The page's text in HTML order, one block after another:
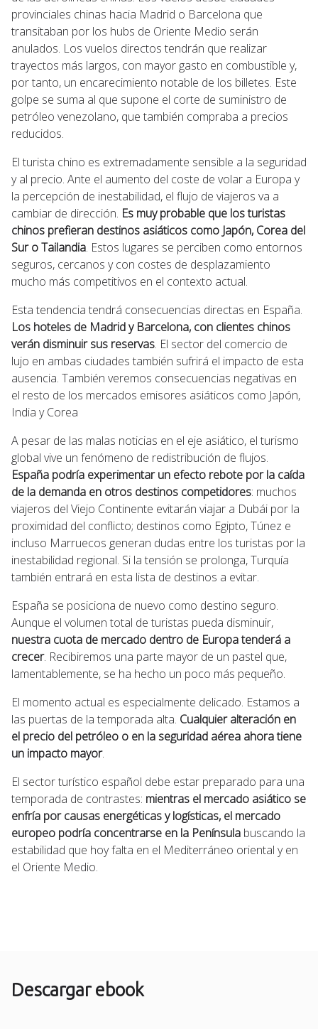
provinciales chinas hacia Madrid o Barcelona que
transitaban por los hubs de Oriente Medio serán
anulados. Los vuelos directos tendrán que realizar
trayectos más largos, con mayor gasto en combustible y,
por tanto, un encarecimiento notable de los billetes. Este
golpe se suma al que supone el corte de suministro de
petróleo venezolano, que también compraba a precios
reducidos.
El turista chino es extremadamente sensible a la seguridad
y al precio. Ante el aumento del coste de volar a Europa y
la percepción de inestabilidad, el flujo de viajeros va a
cambiar de dirección. Es muy probable que los turistas
chinos prefieran destinos asiáticos como Japón, Corea del
Sur o Tailandia. Estos lugares se perciben como entornos
seguros, cercanos y con costes de desplazamiento
mucho más competitivos en el contexto actual.
Esta tendencia tendrá consecuencias directas en España.
Los hoteles de Madrid y Barcelona, con clientes chinos
verán disminuir sus reservas. El sector del comercio de
lujo en ambas ciudades también sufrirá el impacto de esta
ausencia. También veremos consecuencias negativas en
el resto de los mercados emisores asiáticos como Japón,
India y Corea
A pesar de las malas noticias en el eje asiático, el turismo
global vive un fenómeno de redistribución de flujos.
España podría experimentar un efecto rebote por la caída
de la demanda en otros destinos competidores: muchos
viajeros del Viejo Continente evitarán viajar a Dubái por la
proximidad del conflicto; destinos como Egipto, Túnez e
incluso Marruecos generan dudas entre los turistas por la
inestabilidad regional. Si la tensión se prolonga, Turquía
también entrará en esta lista de destinos a evitar.
España se posiciona de nuevo como destino seguro.
Aunque el volumen total de turistas pueda disminuir,
nuestra cuota de mercado dentro de Europa tenderá a
crecer. Recibiremos una parte mayor de un pastel que,
lamentablemente, se ha hecho un poco más pequeño.
El momento actual es especialmente delicado. Estamos a
las puertas de la temporada alta. Cualquier alteración en
el precio del petróleo o en la seguridad aérea ahora tiene
un impacto mayor.
El sector turístico español debe estar preparado para una
temporada de contrastes: mientras el mercado asiático se
enfría por causas energéticas y logísticas, el mercado
europeo podría concentrarse en la Península buscando la
estabilidad que hoy falta en el Mediterráneo oriental y en
el Oriente Medio.
Descargar ebook